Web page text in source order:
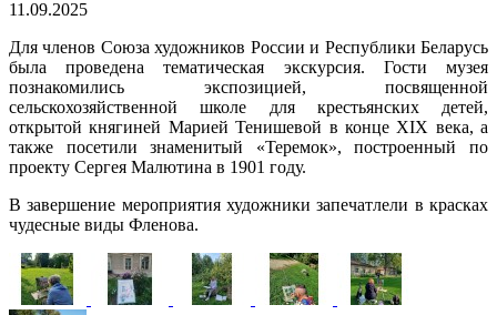
11.09.2025
Для членов Союза художников России и Республики Беларусь
была проведена тематическая экскурсия. Гости музея
познакомились экспозицией, посвященной
сельскохозяйственной школе для крестьянских детей,
открытой княгиней Марией Тенишевой в конце XIX века, а
также посетили знаменитый «Теремок», построенный по
проекту Сергея Малютина в 1901 году.
В завершение мероприятия художники запечатлели в красках
чудесные виды Фленова.